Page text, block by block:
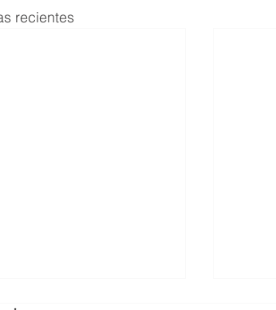
recientes